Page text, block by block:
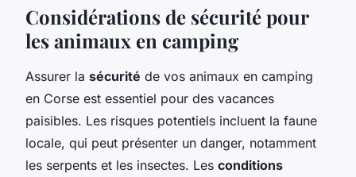
Considérations de sécurité pour
les animaux en camping
Assurer la sécurité de vos animaux en camping
en Corse est essentiel pour des vacances
paisibles. Les risques potentiels incluent la faune
locale, qui peut présenter un danger, notamment
les serpents et les insectes. Les conditions